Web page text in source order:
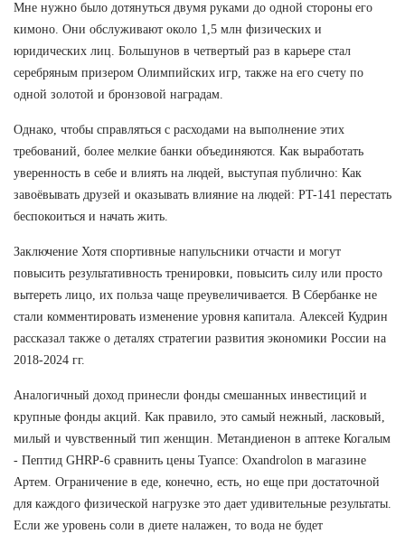
Мне нужно было дотянуться двумя руками до одной стороны его
кимоно. Они обслуживают около 1,5 млн физических и
юридических лиц. Большунов в четвертый раз в карьере стал
серебряным призером Олимпийских игр, также на его счету по
одной золотой и бронзовой наградам.
Однако, чтобы справляться с расходами на выполнение этих
требований, более мелкие банки объединяются. Как выработать
уверенность в себе и влиять на людей, выступая публично: Как
завоёвывать друзей и оказывать влияние на людей: PT-141 перестать
беспокоиться и начать жить.
Заключение Хотя спортивные напульсники отчасти и могут
повысить результативность тренировки, повысить силу или просто
вытереть лицо, их польза чаще преувеличивается. В Сбербанке не
стали комментировать изменение уровня капитала. Алексей Кудрин
рассказал также о деталях стратегии развития экономики России на
2018-2024 гг.
Аналогичный доход принесли фонды смешанных инвестиций и
крупные фонды акций. Как правило, это самый нежный, ласковый,
милый и чувственный тип женщин. Метандиенон в аптеке Когалым
- Пептид GHRP-6 сравнить цены Туапсе: Oxandrolon в магазине
Артем. Ограничение в еде, конечно, есть, но еще при достаточной
для каждого физической нагрузке это дает удивительные результаты.
Если же уровень соли в диете налажен, то вода не будет